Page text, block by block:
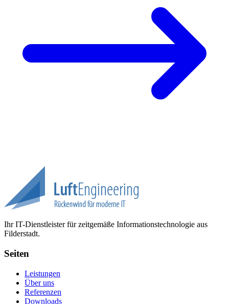
Ihr IT-Dienstleister für zeitgemäße Informationstechnologie aus
Filderstadt.
Seiten
Leistungen
Über uns
Referenzen
Downloads